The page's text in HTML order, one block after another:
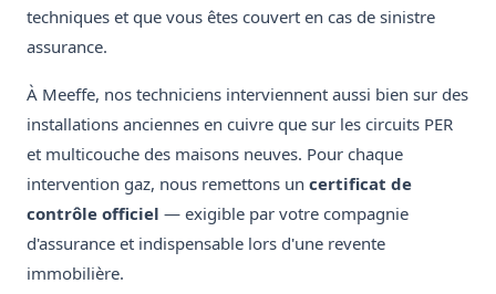
techniques et que vous êtes couvert en cas de sinistre
assurance.
À Meeffe, nos techniciens interviennent aussi bien sur des
installations anciennes en cuivre que sur les circuits PER
et multicouche des maisons neuves. Pour chaque
intervention gaz, nous remettons un certificat de
contrôle officiel — exigible par votre compagnie
d'assurance et indispensable lors d'une revente
immobilière.